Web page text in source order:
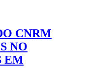
CNRM
NO
EM